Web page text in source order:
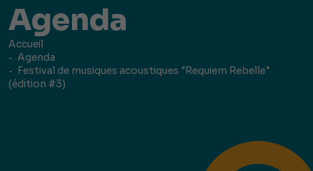
Agenda
Accueil
Agenda
Festival de musiques acoustiques "Requiem Rebelle"
(édition #3)